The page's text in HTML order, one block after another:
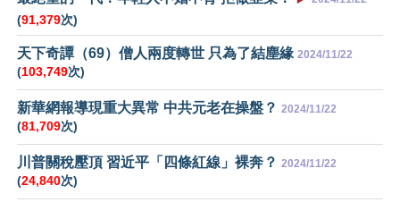
(91,379次)
天下奇譚（69）僧人兩度轉世 只為了結塵緣 2024/11/22
(103,749次)
新華網報導現重大異常 中共元老在操盤？ 2024/11/22
(81,709次)
川普關稅壓頂 習近平「四條紅線」裸奔？ 2024/11/22
(24,840次)